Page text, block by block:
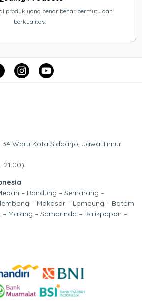
produk yang benar benar bermutu dan
berkualitas.
34 Waru Kota Sidoarjo, Jawa Timur
21:00)
– Bandung – Semarang –
– Makasar – Lampung – Batam
Malang – Samarinda – Balikpapan –